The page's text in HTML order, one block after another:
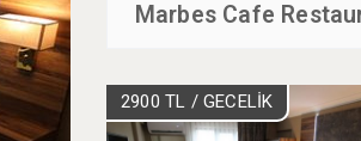
Marbes Cafe
2900 TL / GECELİK